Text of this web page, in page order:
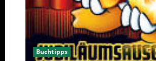
Buchtipps